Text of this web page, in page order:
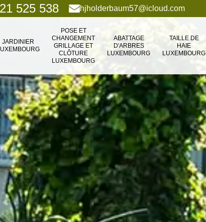
525 538 hjholderbaum57@icloud.com
JARDINIER
POSE ET
CHANGEMENT
GRILLAGE ET
CLÔTURE
LUXEMBOURG
ABATTAGE
D'ARBRES
LUXEMBOURG
TAILLE DE
HAIE
LUXEMBOURG